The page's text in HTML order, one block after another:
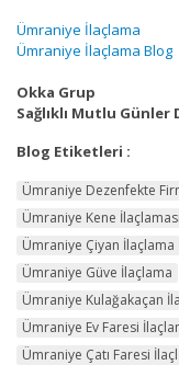
Ümraniye İlaçlama
Ümraniye İlaçlama Blog
Okka Grup
Sağlıklı Mutlu Günler
Blog Etiketleri :
Ümraniye Dezenfekte
Ümraniye Kene İlaçlaması
Ümraniye Çiyan İlaçlama
Ümraniye Güve İlaçlama
Ümraniye Kulağakaçan
Ümraniye Ev Faresi
Ümraniye Çatı Faresi